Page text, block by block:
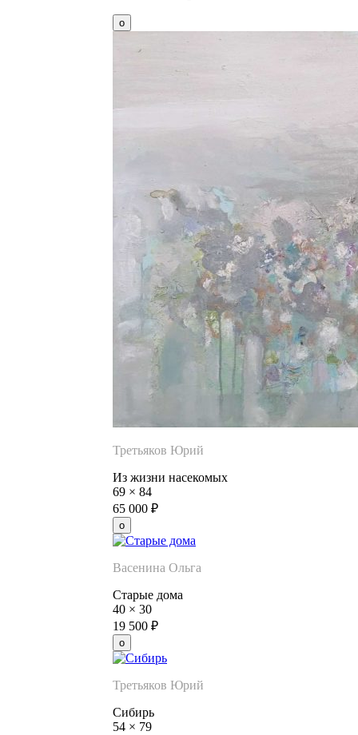
Третьяков Юрий
Из жизни насекомых
69 × 84
65 000 ₽
Васенина Ольга
Старые дома
40 × 30
19 500 ₽
Третьяков Юрий
Сибирь
54 × 79